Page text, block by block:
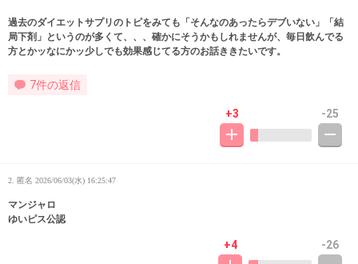
過去のダイエットサプリのトピをみても「そんなのあったらデブいない」「結
局下剤」というのが多くて、、、確かにそうかもしれませんが、毎日飲んでる
方とかッなにかッ少しでも効果感じてる方のお話ききたいです。
7件の返信
+3 -25
2. 匿名 2026/06/03(水) 16:25:47
マンジャロ
ゆいピス公認
+4 -26